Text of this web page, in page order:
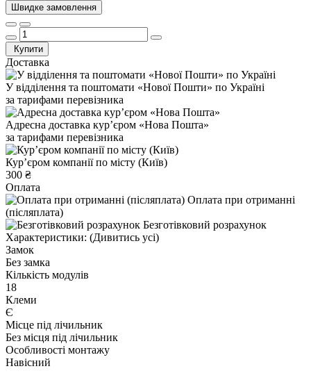
Швидке замовлення
Купити
Доставка
У відділення та поштомати «Нової Пошти» по Україні
за тарифами перевізника
Адресна доставка курʼєром «Нова Пошта»
за тарифами перевізника
Курʼєром компанії по місту (Київ)
300 ₴
Оплата
Оплата при отриманні
(післяплата)
Безготівковий розрахунок
Характеристики: (Дивитись усі)
Замок
Без замка
Кількість модулів
18
Клеми
Є
Місце під лічильник
Без місця під лічильник
Особливості монтажу
Навісний